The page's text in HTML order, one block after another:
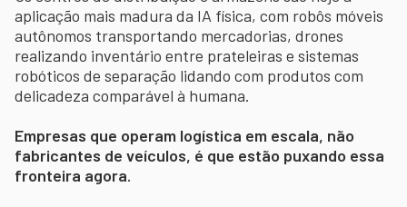
aplicação mais madura da IA física, com robôs móveis
autônomos transportando mercadorias, drones
realizando inventário entre prateleiras e sistemas
robóticos de separação lidando com produtos com
delicadeza comparável à humana.
Empresas que operam logística em escala, não
fabricantes de veículos, é que estão puxando essa
fronteira agora.